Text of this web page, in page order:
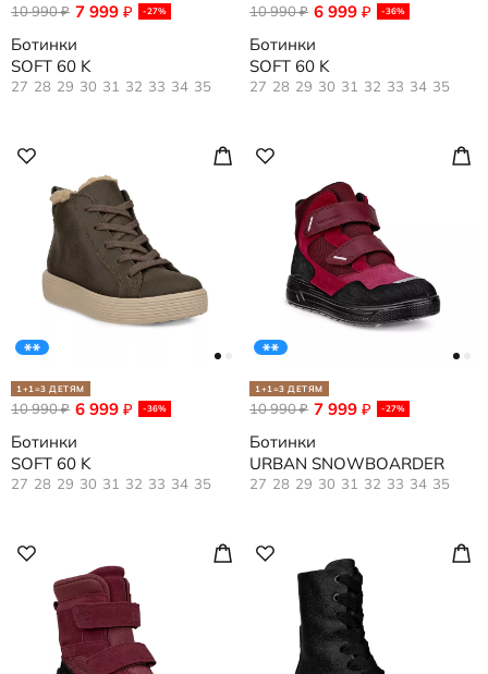
7 999 ₽ -27%
10 990₽
Ботинки
SOFT 60 K
27 28 29 30 31 32 33 34 35
6 999 ₽ -36%
10 990₽
Ботинки
SOFT 60 K
27 28 29 30 31 32 33 34 35
1+1=3 ДЕТЯМ
6 999 ₽ -36%
10 990₽
Ботинки
SOFT 60 K
27 28 29 30 31 32 33 34 35
1+1=3 ДЕТЯМ
7 999 ₽ -27%
10 990₽
Ботинки
URBAN SNOWBOARDER
27 28 29 30 31 32 33 34 35